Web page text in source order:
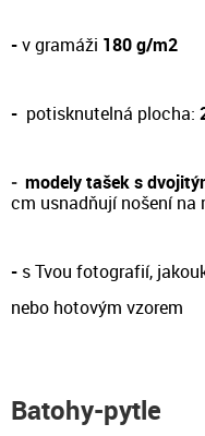
-v gramáži 180 g/m2
- potisknutelná plocha:
- modely tašek s
cm usnadňují nošení na
- s Tvou fotografií,
nebo hotovým vzorem
Batohy-pytle